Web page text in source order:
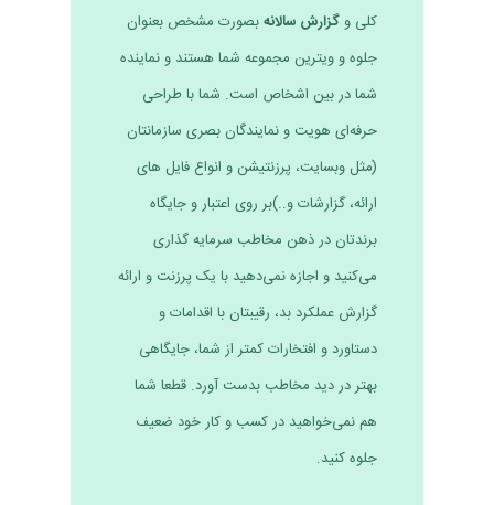
کلی و گزارش سالانهبصورت مشخص بعنوان
جلوه و ویترین مجموعه شما هستند و نماینده
شما در بین اشخاص است. شما با طراحی
حرفه‌ای هویت و نمایندگان بصری سازمانتان
(مثل وبسایت، پرزنتیشن و انواع فایل های
ارائه، گزارشات و..)بر روی اعتبار و جایگاه
برندتان در ذهن مخاطب سرمایه گذاری
می‌کنید و اجازه نمی‌دهید با یک پرزنت و ارائه
گزارش عملکرد بد، رقیبتان با اقدامات و
دستاورد و افتخارات کمتر از شما، جایگاهی
بهتر در دید مخاطب بدست آورد. قطعا شما
هم نمی‌خواهید در کسب و کار خود ضعیف
جلوه کنید.